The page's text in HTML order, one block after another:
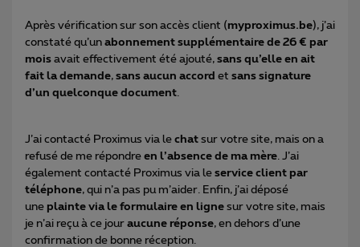
Après vérification sur son accès client (myproximus.be), j’ai
constaté qu’un abonnement supplémentaire de 26 € par
mois avait effectivement été ajouté, sans qu’elle en ait
fait la demande, sans aucun accord et sans signature
d’un quelconque document.
J’ai contacté Proximus via le chat sur votre site, mais on a
refusé de me répondre en l’absence de ma mère. J’ai
également contacté Proximus via le service client par
téléphone, qui n’a pas pu m’aider. Enfin, j’ai déposé
une plainte via le formulaire en ligne sur votre site, mais
je n’ai reçu à ce jour aucune réponse, en dehors d’une
confirmation de bonne réception.